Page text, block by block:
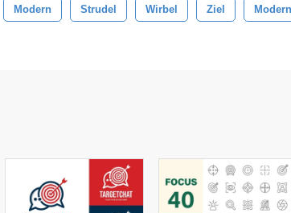
Modern Strudel Wirbel Ziel